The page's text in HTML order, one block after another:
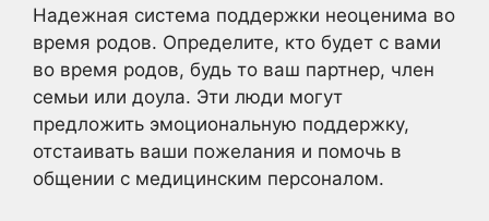
Надежная система поддержки неоценима во
время родов. Определите, кто будет с вами
во время родов, будь то ваш партнер, член
семьи или доула. Эти люди могут
предложить эмоциональную поддержку,
отстаивать ваши пожелания и помочь в
общении с медицинским персоналом.